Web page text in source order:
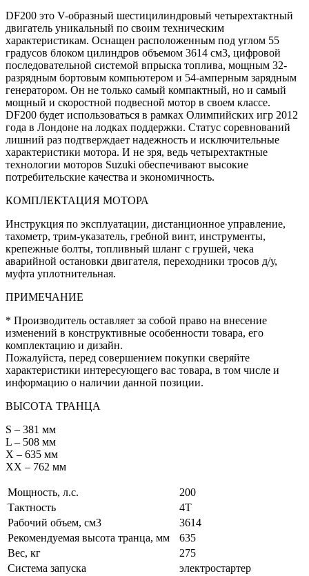
DF200 это V-образный шестицилиндровый четырехтактный
двигатель уникальный по своим техническим
характеристикам. Оснащен расположенным под углом 55
градусов блоком цилиндров объемом 3614 см3, цифровой
последовательной системой впрыска топлива, мощным 32-
разрядным бортовым компьютером и 54-амперным зарядным
генератором. Он не только самый компактный, но и самый
мощный и скоростной подвесной мотор в своем классе.
DF200 будет использоваться в рамках Олимпийских игр 2012
года в Лондоне на лодках поддержки. Статус соревнований
лишний раз подтверждает надежность и исключительные
характеристики мотора. И не зря, ведь четырехтактные
технологии моторов Suzuki обеспечивают высокие
потребительские качества и экономичность.
КОМПЛЕКТАЦИЯ МОТОРА
Инструкция по эксплуатации, дистанционное управление,
тахометр, трим-указатель, гребной винт, инструменты,
крепежные болты, топливный шланг с грушей, чека
аварийной остановки двигателя, переходники тросов д/у,
муфта уплотнительная.
ПРИМЕЧАНИЕ
* Производитель оставляет за собой право на внесение
изменений в конструктивные особенности товара, его
комплектацию и дизайн.
Пожалуйста, перед совершением покупки сверяйте
характеристики интересующего вас товара, в том числе и
информацию о наличии данной позиции.
ВЫСОТА ТРАНЦА
S – 381 мм
L – 508 мм
X – 635 мм
XX – 762 мм
Мощность, л.с.
200
Тактность
4Т
Рабочий объем, см3
3614
Рекомендуемая высота транца, мм
635
Вес, кг
275
Система запуска
электростартер